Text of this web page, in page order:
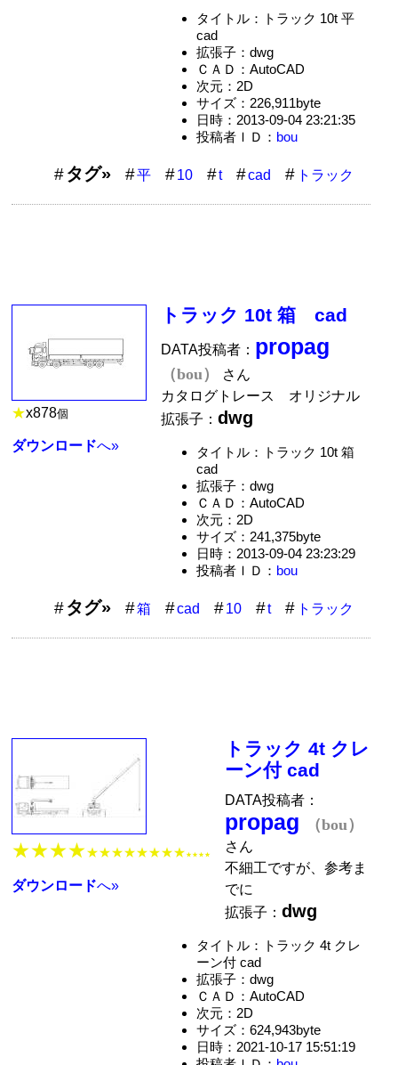
タイトル：トラック 10t 平
cad
拡張子：dwg
ＣＡＤ：AutoCAD
次元：2D
サイズ：226,911byte
日時：2013-09-04 23:21:35
投稿者ＩＤ： bou
タグ» 平 10 t cad トラック
★x878個
ダウンロードへ»
トラック 10t 箱 cad
DATA投稿者： propag
（bou）
さん
カタログトレース オリジナル
拡張子：dwg
タイトル：トラック 10t 箱
cad
拡張子：dwg
ＣＡＤ：AutoCAD
次元：2D
サイズ：241,375byte
日時：2013-09-04 23:23:29
投稿者ＩＤ： bou
タグ» 箱 cad 10 t トラック
★★★★★★★★★★★★ ★★★★
ダウンロードへ»
トラック 4t クレ
ーン付 cad
DATA投稿者：
propag （bou）
さん
不細工ですが、参考ま
でに
拡張子：dwg
タイトル：トラック 4t クレ
ーン付 cad
拡張子：dwg
ＣＡＤ：AutoCAD
次元：2D
サイズ：624,943byte
日時：2021-10-17 15:51:19